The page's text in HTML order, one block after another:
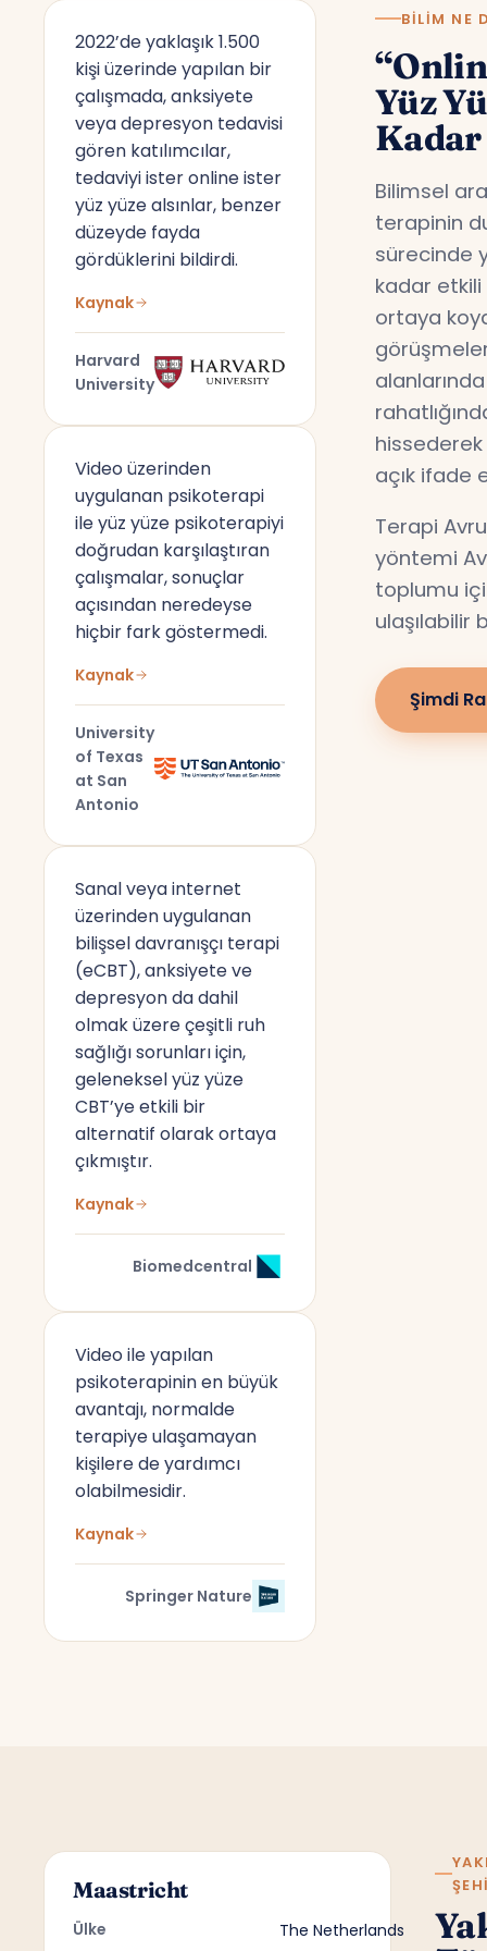
2022’de yaklaşık 1.500
kişi üzerinde yapılan bir
çalışmada, anksiyete
veya depresyon tedavisi
gören katılımcılar,
tedaviyi ister online ister
yüz yüze alsınlar, benzer
düzeyde fayda
gördüklerini bildirdi.
Kaynak
Harvard
University
Video üzerinden
uygulanan psikoterapi
ile yüz yüze psikoterapiyi
doğrudan karşılaştıran
çalışmalar, sonuçlar
açısından neredeyse
hiçbir fark göstermedi.
Kaynak
University
of Texas
at San
Antonio
Sanal veya internet
üzerinden uygulanan
bilişsel davranışçı terapi
(eCBT), anksiyete ve
depresyon da dahil
olmak üzere çeşitli ruh
sağlığı sorunları için,
geleneksel yüz yüze
CBT’ye etkili bir
alternatif olarak ortaya
çıkmıştır.
Kaynak
Biomedcentral
Video ile yapılan
psikoterapinin en büyük
avantajı, normalde
terapiye ulaşamayan
kişilere de yardımcı
olabilmesidir.
Kaynak
Springer Nature
BILIM NE
Yüz
Bilimsel
terapinin
sürecinde
kadar
ortaya
açık ifade
Terapi
yöntemi
toplumu
ulaşılabilir
Şimdi
Maastricht
Ülke The Netherlands